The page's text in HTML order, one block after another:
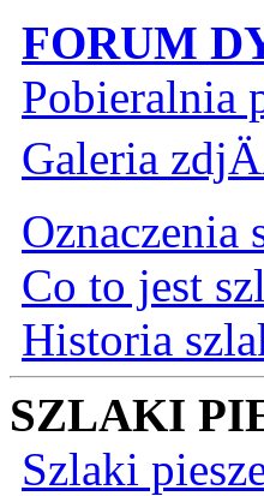
FORUM
Pobieralnia
Galeria
Oznaczenia
Co to jest
Historia
SZLAKI
Szlaki